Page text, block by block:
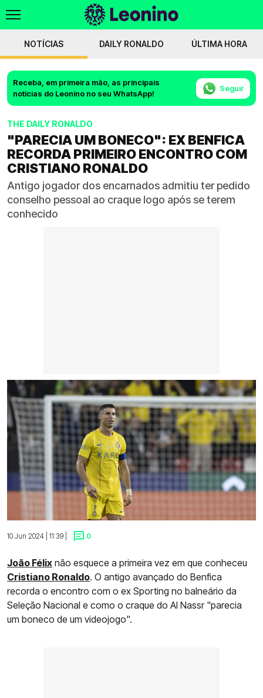
NOTÍCIAS DAILY RONALDO ÚLTIMA HORA
Receba, em primeira mão, as principais
notícias do Leonino no seu WhatsApp!
Seguir
THE DAILY RONALDO
"PARECIA UM BONECO": EX BENFICA
RECORDA PRIMEIRO ENCONTRO COM
CRISTIANO RONALDO
Antigo jogador dos encarnados admitiu ter pedido
conselho pessoal ao craque logo após se terem
conhecido
10 Jun 2024 | 11:39 | 0
João Félix não esquece a primeira vez em que conheceu
Cristiano Ronaldo. O antigo avançado do Benfica
recorda o encontro com o ex Sporting no balneário da
Seleção Nacional e como o craque do Al Nassr "parecia
um boneco de um videojogo".